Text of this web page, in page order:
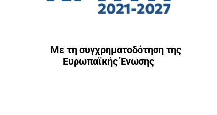
Με τη συγχρηματοδότηση της
Ευρωπαϊκής Ένωσης